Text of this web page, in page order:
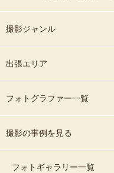
撮影ジャンル
出張エリア
フォトグラファー一覧
撮影の事例を見る
フォトギャラリー一覧